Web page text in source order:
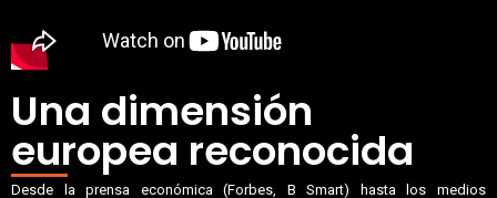
Una dimensión
europea reconocida
Desde la prensa económica (Forbes, B Smart) hasta los medios